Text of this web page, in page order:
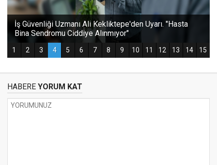
HABERE YORUM KAT